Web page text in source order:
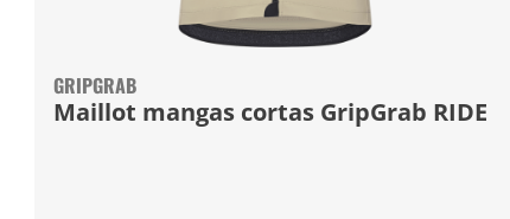
GRIPGRAB
Maillot mangas cortas GripGrab RIDE